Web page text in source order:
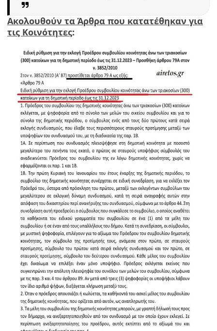
Ακολουθούν τα Άρθρα που κατατέθηκαν για
τις Κοινότητες: